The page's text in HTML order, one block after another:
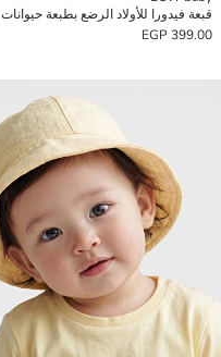
قبعة فيدورا للأولاد الرضع بطبعة حيوانات
399.00 EGP